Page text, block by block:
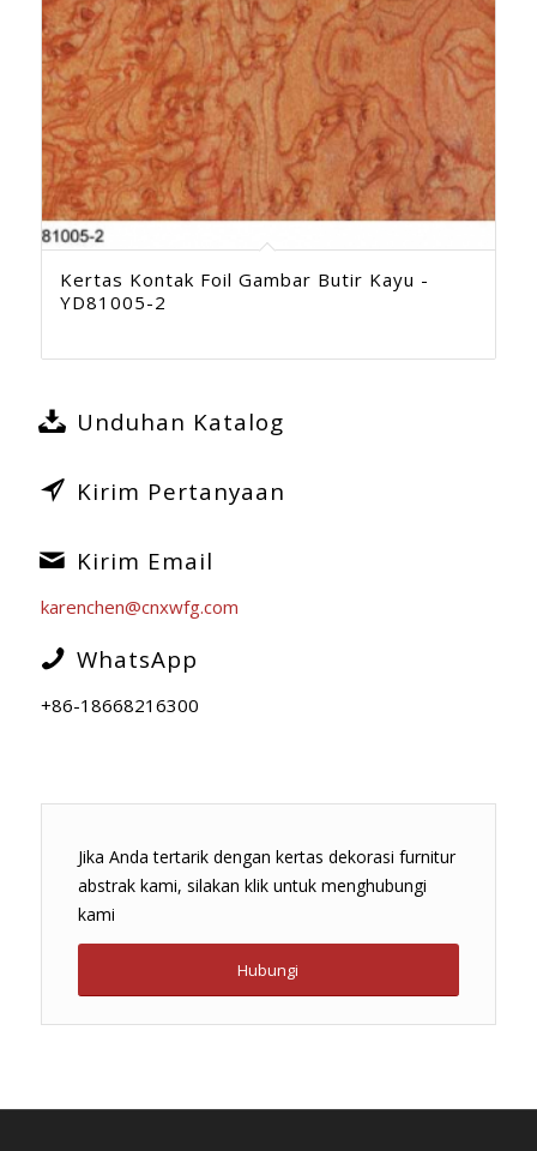
Kertas Kontak Foil Gambar Butir Kayu -
YD81005-2
Unduhan Katalog
Kirim Pertanyaan
Kirim Email
karenchen@cnxwfg.com
WhatsApp
+86-18668216300
Jika Anda tertarik dengan kertas dekorasi furnitur
abstrak kami, silakan klik untuk menghubungi
kami
Hubungi